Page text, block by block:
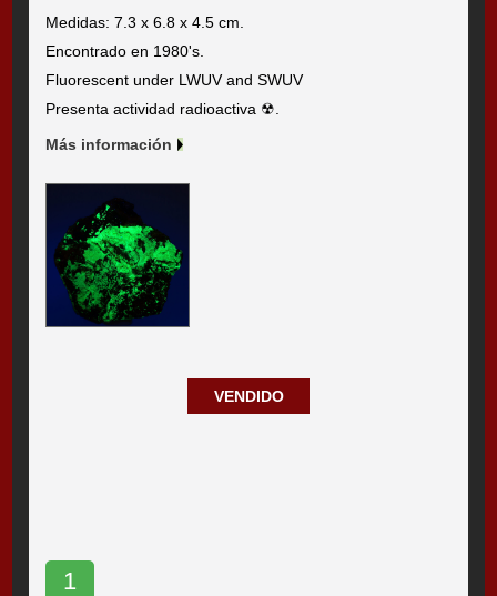
Medidas: 7.3 x 6.8 x 4.5 cm.
Encontrado en 1980's.
Fluorescent under LWUV and SWUV
Presenta actividad radioactiva ☢.
Más información
VENDIDO
1